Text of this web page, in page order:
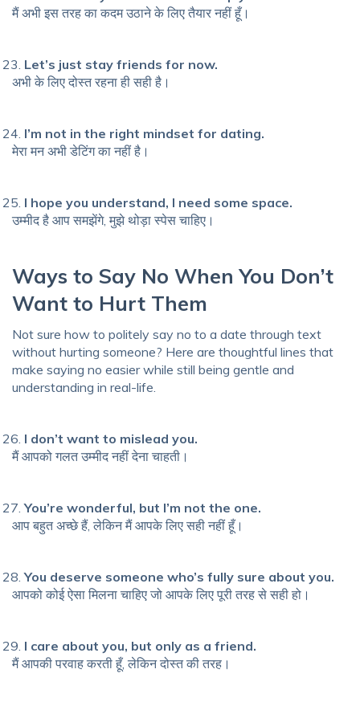
मैं अभी इस तरह का कदम उठाने के लिए तैयार नहीं हूँ।
Let’s just stay friends for now.
अभी के लिए दोस्त रहना ही सही है।
I’m not in the right mindset for dating.
मेरा मन अभी डेटिंग का नहीं है।
I hope you understand, I need some space.
उम्मीद है आप समझेंगे, मुझे थोड़ा स्पेस चाहिए।
Ways to Say No When You Don’t
Want to Hurt Them
Not sure how to politely say no to a date through text
without hurting someone? Here are thoughtful lines that
make saying no easier while still being gentle and
understanding in real-life.
I don’t want to mislead you.
मैं आपको गलत उम्मीद नहीं देना चाहती।
You’re wonderful, but I’m not the one.
आप बहुत अच्छे हैं, लेकिन मैं आपके लिए सही नहीं हूँ।
You deserve someone who’s fully sure about you.
आपको कोई ऐसा मिलना चाहिए जो आपके लिए पूरी तरह से सही हो।
I care about you, but only as a friend.
मैं आपकी परवाह करती हूँ, लेकिन दोस्त की तरह।